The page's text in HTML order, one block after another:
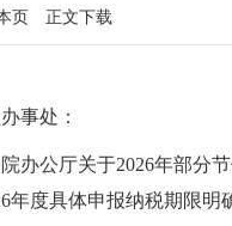
页 正文下载
事处：
办公厅关于2026年部分
度具体申报纳税期限明